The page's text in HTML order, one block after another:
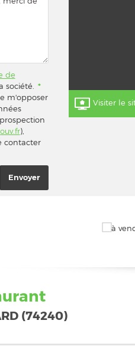
de
société. *
m'opposer
),
contacter
Visiter le
(74240)